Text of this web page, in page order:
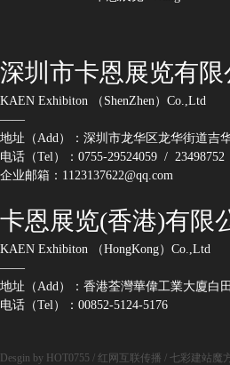
深圳市卡恩展览有限
KAEN Exhibiton （ShenZhen）Co.,Ltd
——
地址（Add）：深圳市龙华区龙华街道吉
电话（Tel）：0755-29524059 / 23498752
企业邮箱：1123137622@qq.com
卡恩展览(香港)有限
KAEN Exhibiton （HongKong）Co.,Ltd
——
地址（Add）：香港荃灣華偉工業大廈白
电话（Tel）：00852-5124-5176
Desgin by HOT0755 / 红网互联传播 / 七彩建站魔方